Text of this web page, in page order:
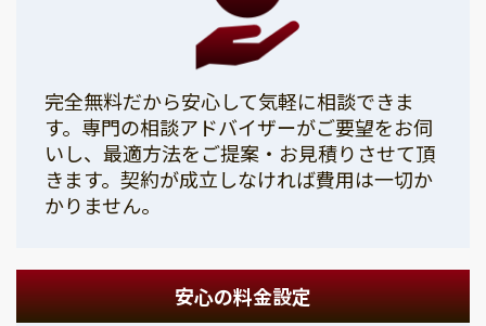
完全無料だから安心して気軽に相談できま
す。専門の相談アドバイザーがご要望をお伺
いし、最適方法をご提案・お見積りさせて頂
きます。契約が成立しなければ費用は一切か
かりません。
安心の料金設定